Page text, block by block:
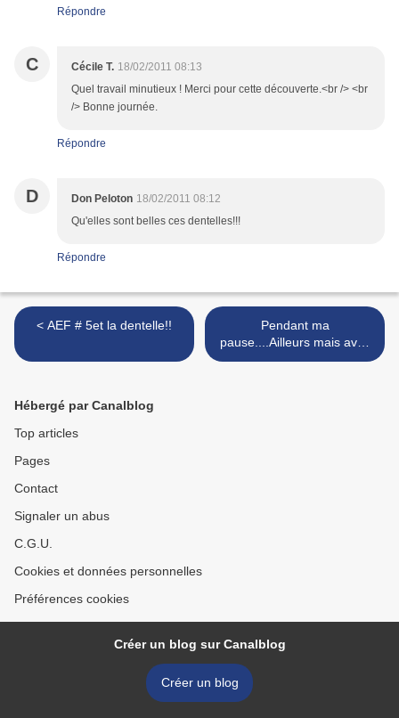
Répondre
C Cécile T. 18/02/2011 08:13
Quel travail minutieux ! Merci pour cette découverte.<br /> <br
/> Bonne journée.
Répondre
D Don Peloton 18/02/2011 08:12
Qu'elles sont belles ces dentelles!!!
Répondre
< AEF # 5et la dentelle!!
Pendant ma
pause....Ailleurs mais avec
vous..... >
Hébergé par Canalblog
Top articles
Pages
Contact
Signaler un abus
C.G.U.
Cookies et données personnelles
Préférences cookies
Créer un blog sur Canalblog
Créer un blog